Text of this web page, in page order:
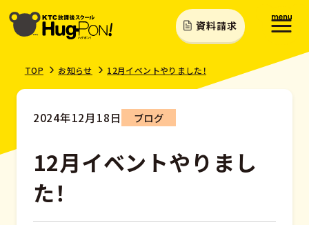
資料請求
TOP お知らせ 12月イベントやりました！
2024年12月18日 ブログ
12月イベントやりまし
た！